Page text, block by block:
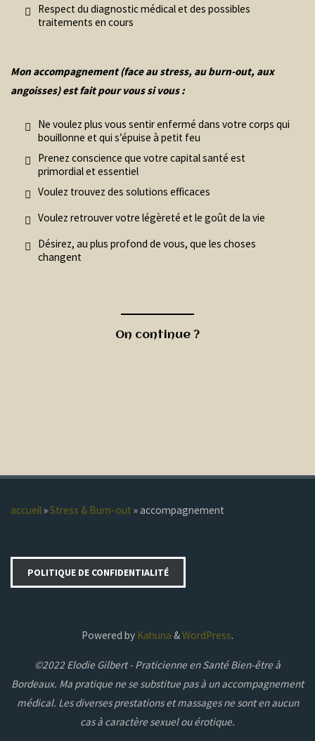
Respect du diagnostic médical et des possibles
traitements en cours
Mon accompagnement (face au stress, au burn-out, aux
angoisses) est fait pour vous si vous :
Ne voulez plus vous sentir enfermé dans votre corps qui
bouillonne et qui s’épuise à petit feu
Prenez conscience que votre capital santé est
primordial et essentiel
Voulez trouvez des solutions efficaces
Voulez retrouver votre légèreté et le goût de la vie
Désirez, au plus profond de vous, que les choses
changent
On continue ?
accueil»Stress & Burn-out »accompagnement
POLITIQUE DE CONFIDENTIALITÉ
Powered by Kahuna &WordPress.
©2022 Elodie Gilbert - Praticienne en Santé Bien-être à
Bordeaux. Ma pratique ne se substitue pas à un accompagnement
médical. Les diverses prestations et massages ne sont en aucun
cas à caractère sexuel ou érotique.